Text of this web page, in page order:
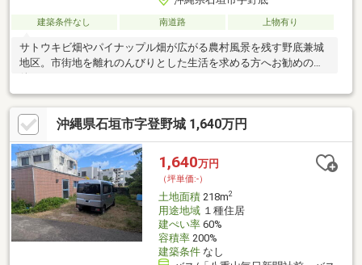
建築条件なし 南道路 上物有り
サトウキビ畑やパイナップル畑が広がる農村風景を残す野底兼城
地区。市街地を離れのんびりとした生活を求める方へお勧めの物
沖縄県石垣市字登野城 1,640万円
1,640万円
（坪単価:-）
土地面積218m2
用途地域１種住居
建ぺい率60%
容積率200%
建築条件なし